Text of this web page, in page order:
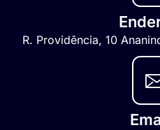
R. Providência, 10